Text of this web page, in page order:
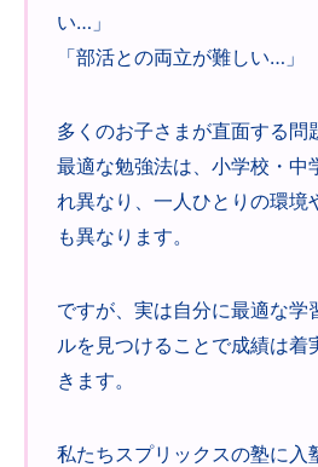
い…」
「部活との両立が難しい…」
多くのお子さまが直面する問
最適な勉強法は、小学校・中
れ異なり、一人ひとりの環境
も異なります。
ですが、実は自分に最適な学
ルを見つけることで成績は着
きます。
私たちスプリックスの塾に入